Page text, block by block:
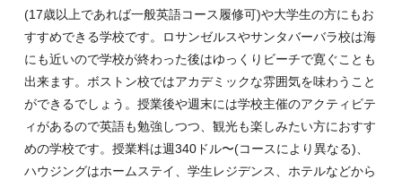
(17歳以上であれば一般英語コース履修可)や大学生の方にもお
すすめできる学校です。ロサンゼルスやサンタバーバラ校は海
にも近いので学校が終わった後はゆっくりビーチで寛ぐことも
出来ます。ボストン校ではアカデミックな雰囲気を味わうこと
ができるでしょう。授業後や週末には学校主催のアクティビテ
ィがあるので英語も勉強しつつ、観光も楽しみたい方におすす
めの学校です。授業料は週340ドル〜(コースにより異なる)、
ハウジングはホームステイ、学生レジデンス、ホテルなどから